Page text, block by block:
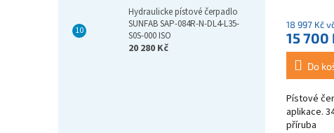
Hydraulicke pístové čerpadlo
SUNFAB SAP-084R-N-DL4-L35-
S0S-000 ISO
20 280 Kč
18 997 Kč
15 700
Do
Pístové
aplikace.
příruba